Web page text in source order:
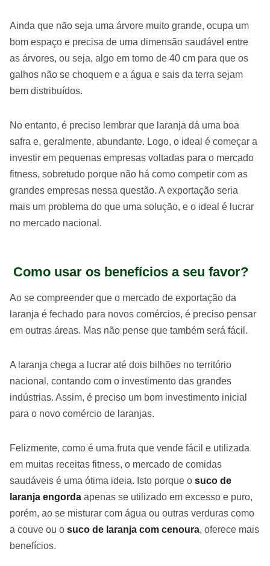
Ainda que não seja uma árvore muito grande, ocupa um
bom espaço e precisa de uma dimensão saudável entre
as árvores, ou seja, algo em torno de 40 cm para que os
galhos não se choquem e a água e sais da terra sejam
bem distribuídos.
No entanto, é preciso lembrar que laranja dá uma boa
safra e, geralmente, abundante. Logo, o ideal é começar a
investir em pequenas empresas voltadas para o mercado
fitness, sobretudo porque não há como competir com as
grandes empresas nessa questão. A exportação seria
mais um problema do que uma solução, e o ideal é lucrar
no mercado nacional.
Como usar os benefícios a seu favor?
Ao se compreender que o mercado de exportação da
laranja é fechado para novos comércios, é preciso pensar
em outras áreas. Mas não pense que também será fácil.
A laranja chega a lucrar até dois bilhões no território
nacional, contando com o investimento das grandes
indústrias. Assim, é preciso um bom investimento inicial
para o novo comércio de laranjas.
Felizmente, como é uma fruta que vende fácil e utilizada
em muitas receitas fitness, o mercado de comidas
saudáveis é uma ótima ideia. Isto porque o suco de
laranja engorda apenas se utilizado em excesso e puro,
porém, ao se misturar com água ou outras verduras como
a couve ou o suco de laranja com cenoura, oferece mais
benefícios.